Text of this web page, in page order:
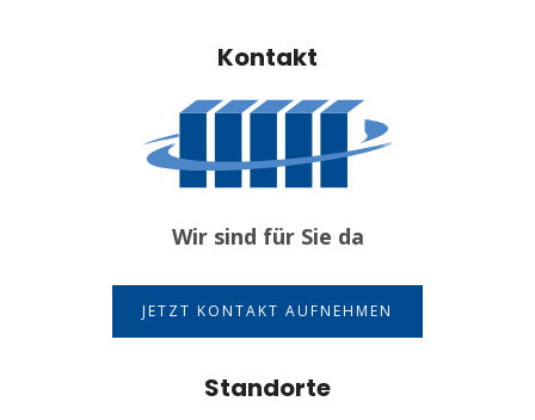
Kontakt
Wir sind für Sie da
JETZT KONTAKT AUFNEHMEN
Standorte